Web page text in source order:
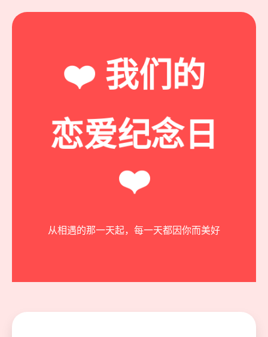
❤️ 我们的
恋爱纪念日
❤️
从相遇的那一天起，每一天都因你而美好